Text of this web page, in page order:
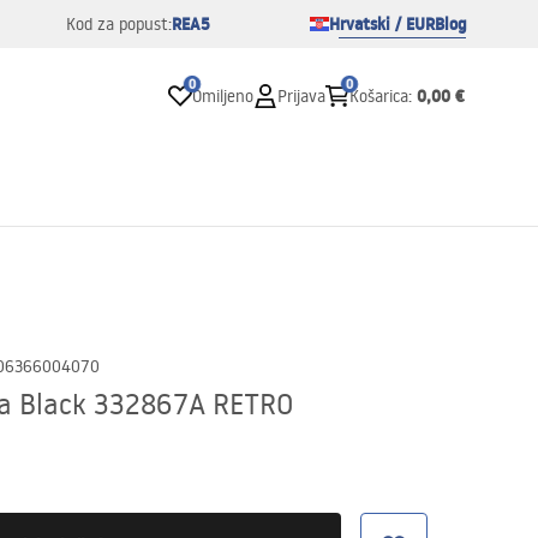
Kod za popust:REA5 Hrvatski / EURBlog
0
Omiljeno Prijava
0
Košarica: 0,00 €
Black 332867A RETRO